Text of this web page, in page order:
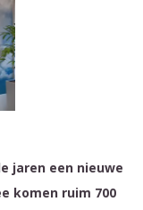
jaren een nieuwe
komen ruim 700